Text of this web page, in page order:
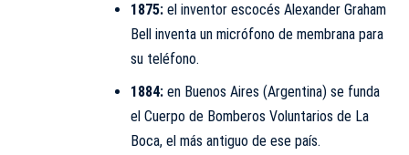
1875:el inventor escocés Alexander Graham
Bell inventa un micrófono de membrana para
su teléfono.
1884: en Buenos Aires (Argentina) se funda
el Cuerpo de Bomberos Voluntarios de La
Boca, el más antiguo de ese país.